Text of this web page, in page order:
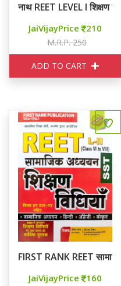
नाथ REET LEVEL I शिक्षण
JaiVijayPrice 210
M.R.P. 250
ADD TO CART
FIRST RANK REET
JaiVijayPrice 160